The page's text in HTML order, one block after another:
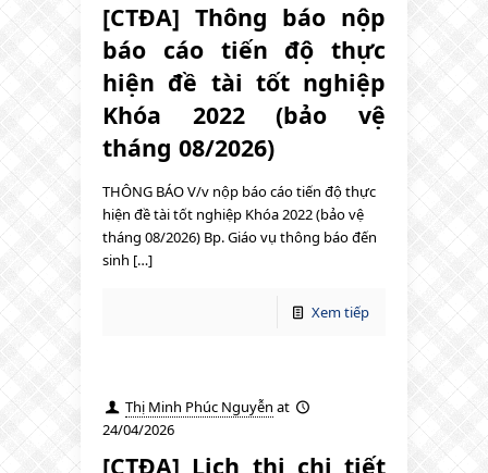
[CTĐA] Thông báo nộp
báo cáo tiến độ thực
hiện đề tài tốt nghiệp
Khóa 2022 (bảo vệ
tháng 08/2026)
THÔNG BÁO V/v nộp báo cáo tiến độ thực
hiện đề tài tốt nghiệp Khóa 2022 (bảo vệ
tháng 08/2026) Bp. Giáo vụ thông báo đến
sinh […]
Xem tiếp
Thị Minh Phúc Nguyễn at
24/04/2026
[CTĐA] Lịch thi chi tiết